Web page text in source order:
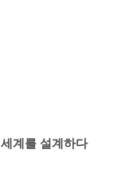
계를 설계하다